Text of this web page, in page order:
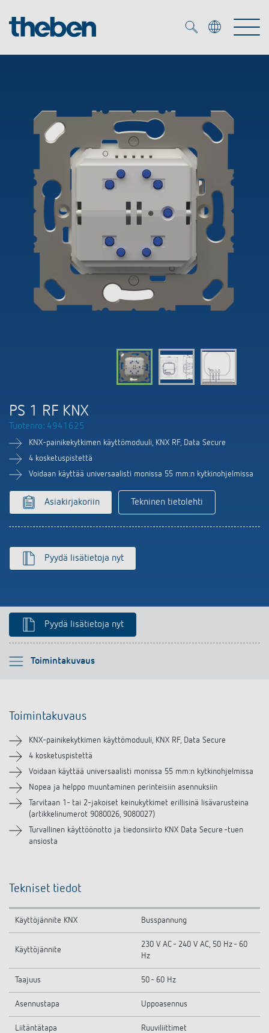
KNX
DALI
Läsnäolo- ja liiketunnistimet
LED valaisin
Aika- ja valaistuksen ohjaus
OEM ratkaisuja
Ratkaisuja
KNX-järjestelmät
Liike- ja läsnäolotunnistimet
DALI-2 valaistuksen ohjaus
Älyohjausjärjestelmä LUXORliving
Tehokkaita apulaisia energiakriisissä
Palvelu
Mediakirjasto
Tuoteluettelot ja esitteet
Yritys
Theben AG
Design
Historia
Yhteystiedot
Myynti maailmanlaajuisesti
LUXORliving
PS 1 RF KNX
Tuotenro: 4941625
KNX-painikekytkimen käyttömoduuli, KNX RF, Data Secure
4 kosketuspistettä
Voidaan käyttää universaalisti monissa 55 mm:n kytkinohjelmissa
Asiakirjakoriin Tekninen tietolehti
Pyydä lisätietoja nyt
Pyydä lisätietoja nyt
Toimintakuvaus
Ole hyvä ja valitse
Lataukset
Lisätarvikkeet
Toimintakuvaus
KNX-painikekytkimen käyttömoduuli, KNX RF, Data Secure
4 kosketuspistettä
Voidaan käyttää universaalisti monissa 55 mm:n kytkinohjelmissa
Nopea ja helppo muuntaminen perinteisiin asennuksiin
Tarvitaan 1- tai 2-jakoiset keinukytkimet erillisinä lisävarusteina
(artikkelinumerot 9080026, 9080027)
Turvallinen käyttöönotto ja tiedonsiirto KNX Data Secure -tuen
ansiosta
Tekniset tiedot
Käyttöjännite KNX Busspannung
Käyttöjännite
230 V AC - 240 V AC, 50 Hz - 60
Hz
Taajuus 50 - 60 Hz
Asennustapa Uppoasennus
Liitäntätapa Ruuviliittimet